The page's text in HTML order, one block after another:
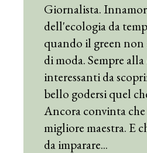
Giornalista.
dell'ecologia da
quando il green non
di moda. Sempre
interessanti da
bello godersi quel
Ancora convinta
migliore maestra. E
da imparare...